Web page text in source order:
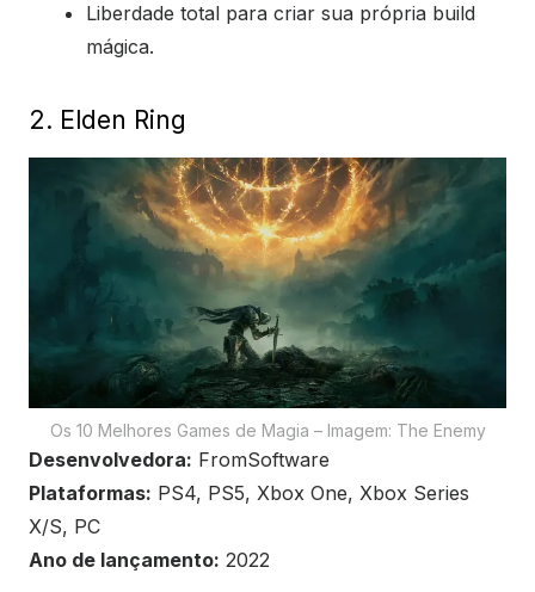
Liberdade total para criar sua própria build
mágica.
2. Elden Ring
Os 10 Melhores Games de Magia – Imagem: The Enemy
Desenvolvedora: FromSoftware
Plataformas: PS4, PS5, Xbox One, Xbox Series
X/S, PC
Ano de lançamento: 2022